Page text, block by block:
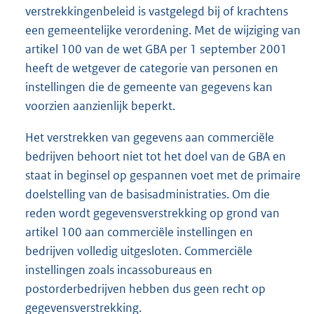
verstrekkingenbeleid is vastgelegd bij of krachtens
een gemeentelijke verordening. Met de wijziging van
artikel 100 van de wet GBA per 1 september 2001
heeft de wetgever de categorie van personen en
instellingen die de gemeente van gegevens kan
voorzien aanzienlijk beperkt.
Het verstrekken van gegevens aan commerciële
bedrijven behoort niet tot het doel van de GBA en
staat in beginsel op gespannen voet met de primaire
doelstelling van de basisadministraties. Om die
reden wordt gegevensverstrekking op grond van
artikel 100 aan commerciële instellingen en
bedrijven volledig uitgesloten. Commerciële
instellingen zoals incassobureaus en
postorderbedrijven hebben dus geen recht op
gegevensverstrekking.